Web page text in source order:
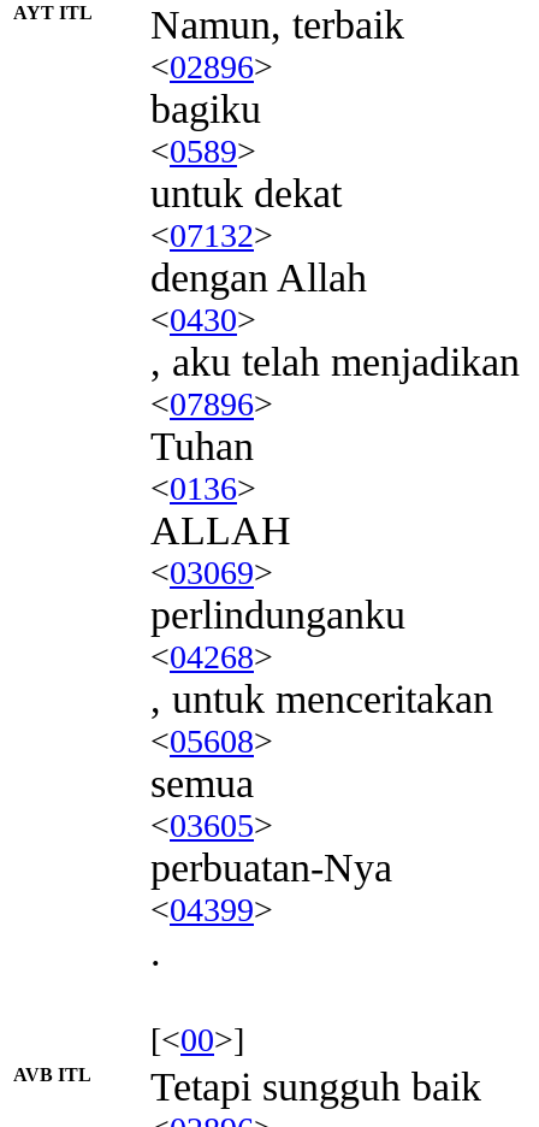
AYT ITL Namun, terbaik
<02896>
bagiku
<0589>
untuk dekat
<07132>
dengan Allah
<0430>
, aku telah menjadikan
<07896>
Tuhan
<0136>
ALLAH
<03069>
perlindunganku
<04268>
, untuk menceritakan
<05608>
semua
<03605>
perbuatan-Nya
<04399>
.
[<00>]
AVB ITL Tetapi sungguh baik